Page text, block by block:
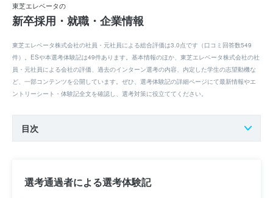
東芝エレベータの
新卒採用・就職・企業情報
東芝エレベータ株式会社の社員・元社員による総合評価は3.0点です（口コミ回答数549
件）。ESや本選考体験記は49件あります。基本情報のほか、東芝エレベータ株式会社の社
員・元社員による会社の評価、過去のインターン選考の内容、内定した学生の志望動機な
ど、一部コンテンツを公開しています。ぜひ、選考体験記の詳細ページにて最新情報やエ
ントリーシート・体験記全文を確認し、選考対策に役立ててください。
目次
選考通過者による選考体験記